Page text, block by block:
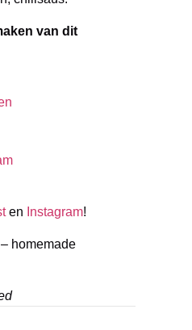
van dit
en Instagram!
homemade